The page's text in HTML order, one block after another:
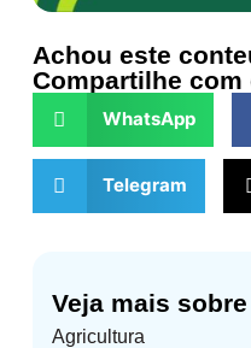
Veja mais sobre
Agricultura
Achou este
Compartilhe
WhatsApp
Telegram